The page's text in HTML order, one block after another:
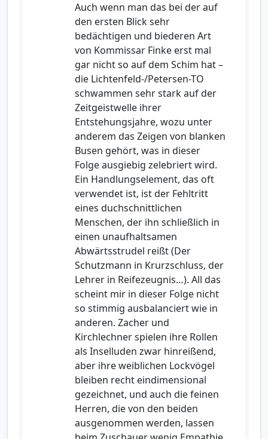
Auch wenn man das bei der auf
den ersten Blick sehr
bedächtigen und biederen Art
von Kommissar Finke erst mal
gar nicht so auf dem Schim hat –
die Lichtenfeld-/Petersen-TO
schwammen sehr stark auf der
Zeitgeistwelle ihrer
Entstehungsjahre, wozu unter
anderem das Zeigen von blanken
Busen gehört, was in dieser
Folge ausgiebig zelebriert wird.
Ein Handlungselement, das oft
verwendet ist, ist der Fehltritt
eines duchschnittlichen
Menschen, der ihn schließlich in
einen unaufhaltsamen
Abwärtsstrudel reißt (Der
Schutzmann in Krurzschluss, der
Lehrer in Reifezeugnis…). All das
scheint mir in dieser Folge nicht
so stimmig ausbalanciert wie in
anderen. Zacher und
Kirchlechner spielen ihre Rollen
als Inselluden zwar hinreißend,
aber ihre weiblichen Lockvögel
bleiben recht eindimensional
gezeichnet, und auch die feinen
Herren, die von den beiden
ausgenommen werden, lassen